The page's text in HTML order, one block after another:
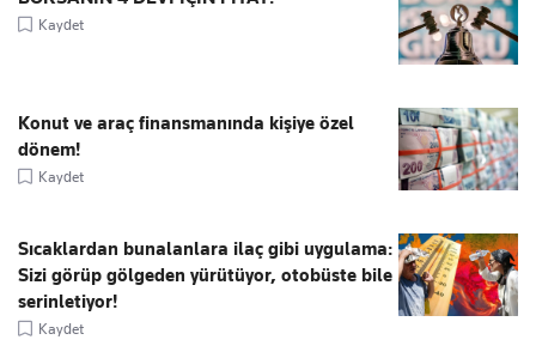
Kaydet
Konut ve araç finansmanında kişiye özel
dönem!
Kaydet
Sıcaklardan bunalanlara ilaç gibi uygulama:
Sizi görüp gölgeden yürütüyor, otobüste bile
serinletiyor!
Kaydet